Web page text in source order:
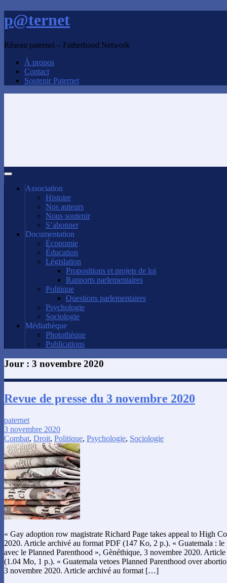
p@ternet
Réseau paternel – Fatherhood Network
À propos
Contact
Soutenir Paternet
Association
Histoire
Nos auteurs
Nous soutenir
S’abonner
Documentation
Économie
Éducation
Législation
Propositions et projets de loi
Rapports parlementaires
Politique
Questions parlementaires
Psychologie
Sociologie
Médiathèque
Photothèque
Publications
Jour : 3 novembre 2020
Revue de presse du 3 novembre 2020
paternet
3 novembre 2020
Combat, Droit, Politique, Psychologie, Sociologie
« Gay adoption row magistrate Richard Page takes appeal to High
2020. Article archivé au format PDF (147 Ko, 2 p.). « Guatemala : le
avec le Planned Parenthood », Gènéthique, 3 novembre 2020.
(1.04 Mo, 1 p.). « Guatemala vetoes Planned Parenthood over
3 novembre 2020. Article archivé au format […]